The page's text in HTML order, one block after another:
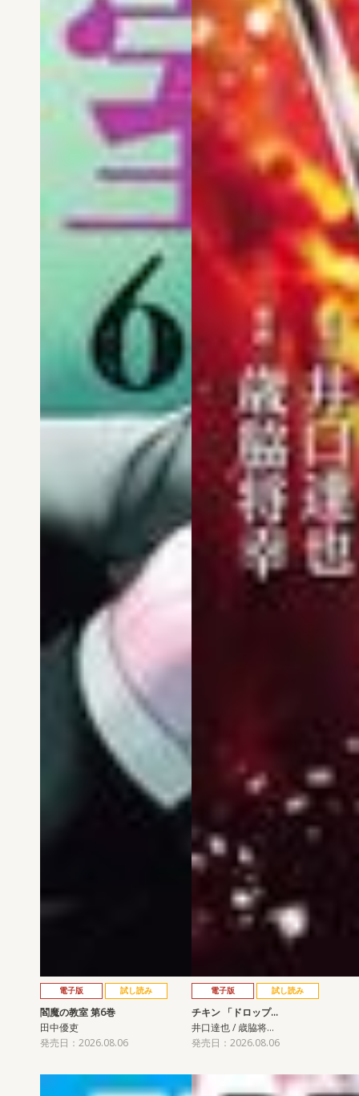
電子版 試し読み
閻魔の教室 第6巻
田中優吏
発売日：2026.08.06
電子版 試し読み
チキン 「ドロップ…
井口達也 / 歳脇将…
発売日：2026.08.06